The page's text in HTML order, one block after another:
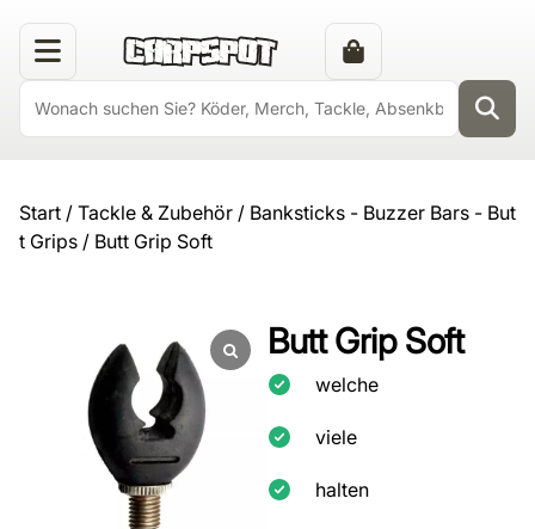
Start / Tackle & Zubehör / Banksticks - Buzzer Bars - But
t Grips / Butt Grip Soft
Butt Grip Soft
welche
viele
halten